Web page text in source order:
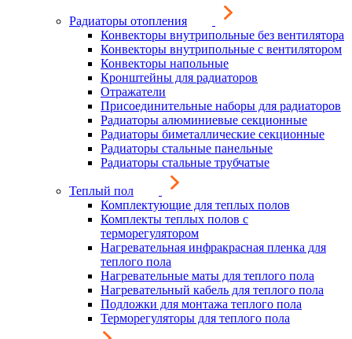
Радиаторы отопления
Конвекторы внутрипольные без вентилятора
Конвекторы внутрипольные с вентилятором
Конвекторы напольные
Кронштейны для радиаторов
Отражатели
Присоединительные наборы для радиаторов
Радиаторы алюминиевые секционные
Радиаторы биметаллические секционные
Радиаторы стальные панельные
Радиаторы стальные трубчатые
Теплый пол
Комплектующие для теплых полов
Комплекты теплых полов с
терморегулятором
Нагревательная инфракрасная пленка для
теплого пола
Нагревательные маты для теплого пола
Нагревательный кабель для теплого пола
Подложки для монтажа теплого пола
Терморегуляторы для теплого пола